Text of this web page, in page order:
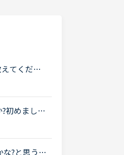
てくださ
まし
初めまし
パソコン
?と思うの